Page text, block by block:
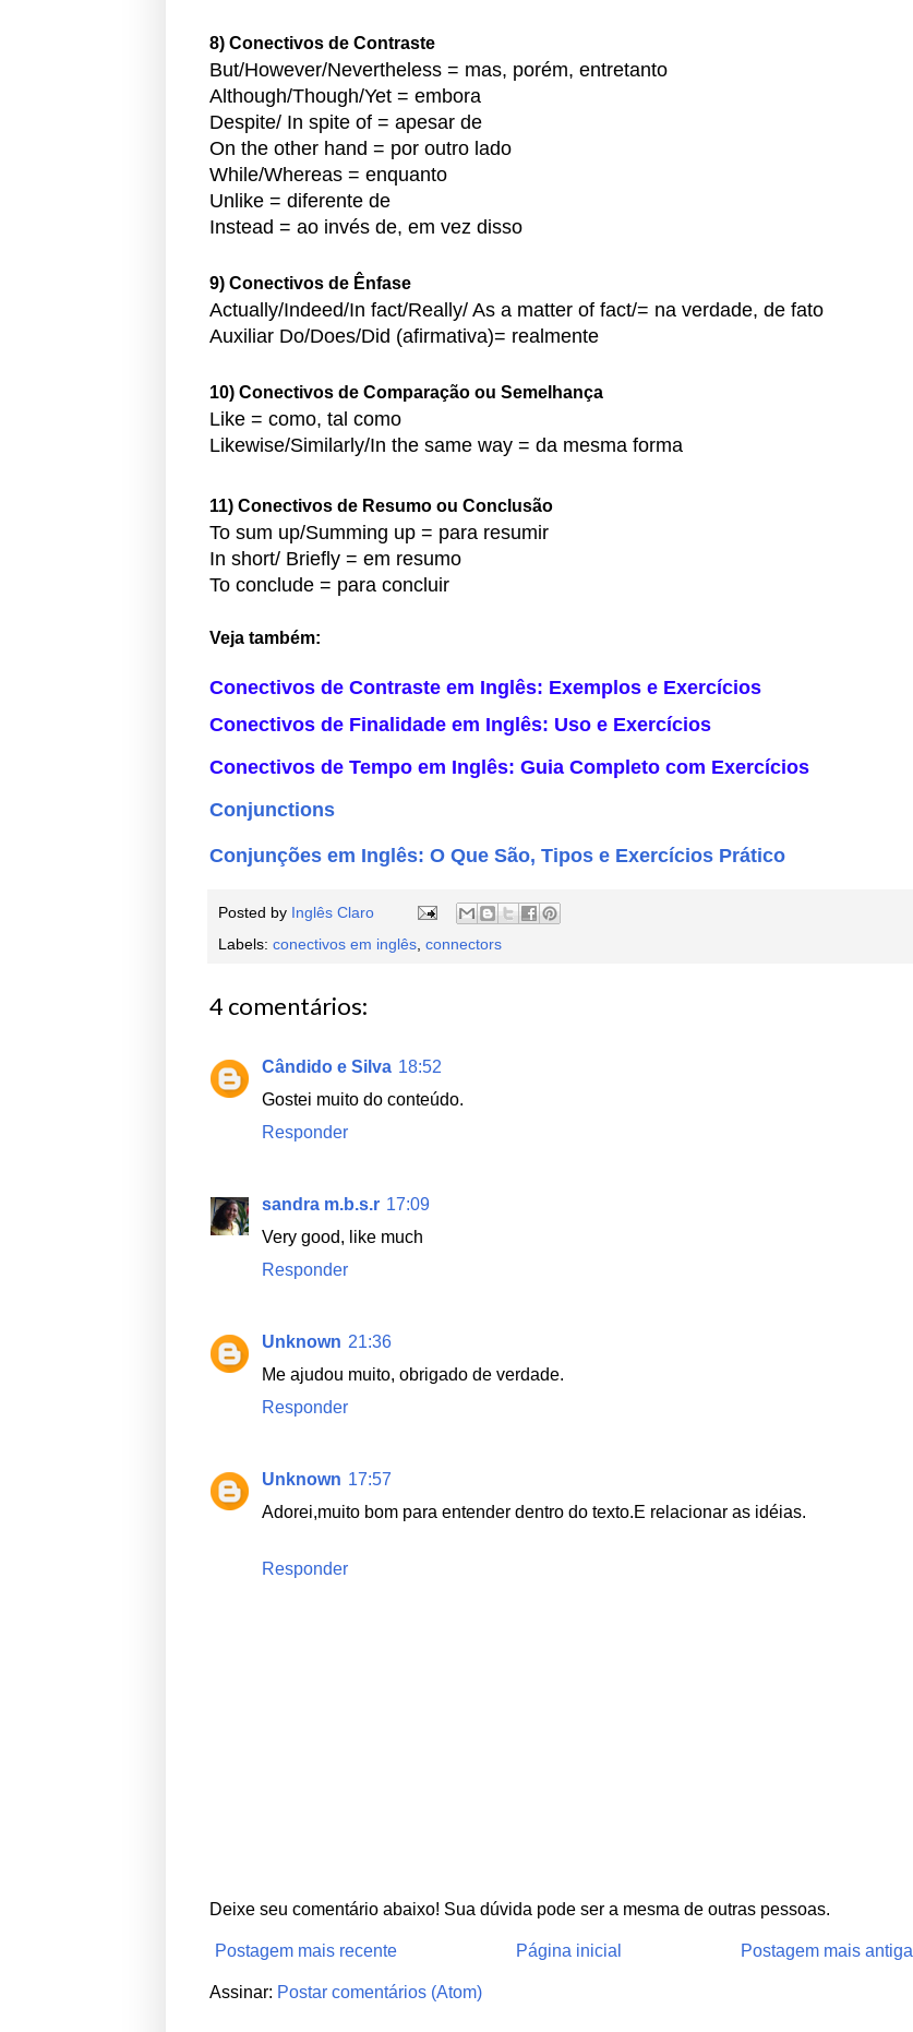
8) Conectivos de Contraste
But/However/Nevertheless = mas, porém, entretanto
Although/Though/Yet = embora
Despite/ In spite of = apesar de
On the other hand = por outro lado
While/Whereas = enquanto
Unlike = diferente de
Instead = ao invés de, em vez disso
9) Conectivos de Ênfase
Actually/Indeed/In fact/Really/ As a matter of fact/= na verdade, de fato
Auxiliar Do/Does/Did (afirmativa)= realmente
10) Conectivos de Comparação ou Semelhança
Like = como, tal como
Likewise/Similarly/In the same way = da mesma forma
11) Conectivos de Resumo ou Conclusão
To sum up/Summing up = para resumir
In short/ Briefly = em resumo
To conclude = para concluir
Veja também:
Conectivos de Contraste em Inglês: Exemplos e Exercícios
Conectivos de Finalidade em Inglês: Uso e Exercícios
Conectivos de Tempo em Inglês: Guia Completo com Exercícios
Conjunctions
Conjunções em Inglês: O Que São, Tipos e Exercícios Prático
Posted by Inglês Claro
Labels: conectivos em inglês connectors
4 comentários:
Cândido e Silva 18:52
Gostei muito do conteúdo.
Responder
sandra m.b.s.r 17:09
Very good, like much
Responder
Unknown 21:36
Me ajudou muito, obrigado de verdade.
Responder
Unknown 17:57
Adorei,muito bom para entender dentro do texto.E relacionar as idéias.
Responder
Deixe seu comentário abaixo! Sua dúvida pode ser a mesma de outras pessoas.
Postagem mais recente Postagem mais antiga
Página inicial
Assinar: Postar comentários (Atom)